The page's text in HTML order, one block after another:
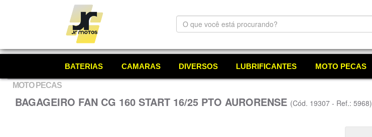
O
que
está
BATERIAS CAMARAS DIVERSOS LUBRIFICANTES MOTO PECAS
MOTO PECAS
BAGAGEIRO FAN CG 160 START 16/25 PTO AURORENSE (Cód. 19307 - Ref.: 5968)